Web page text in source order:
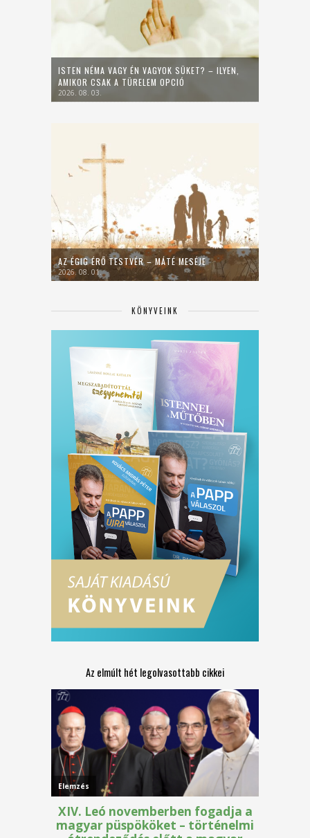
ISTEN NÉMA VAGY ÉN VAGYOK SÜKET? – ILYEN,
AMIKOR CSAK A TÜRELEM OPCIÓ
2026. 08. 03.
AZ ÉGIG ÉRŐ TESTVÉR – MÁTÉ MESÉJE
2026. 08. 01.
KÖNYVEINK
Az elmúlt hét legolvasottabb cikkei